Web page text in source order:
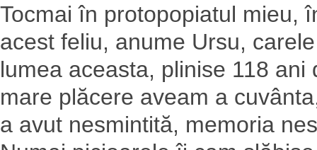
Tocmai în protopopiatul mieu,
acest feliu, anume Ursu,
lumea aceasta, plinise 118
mare plăcere aveam a
a avut nesmintită, memoria